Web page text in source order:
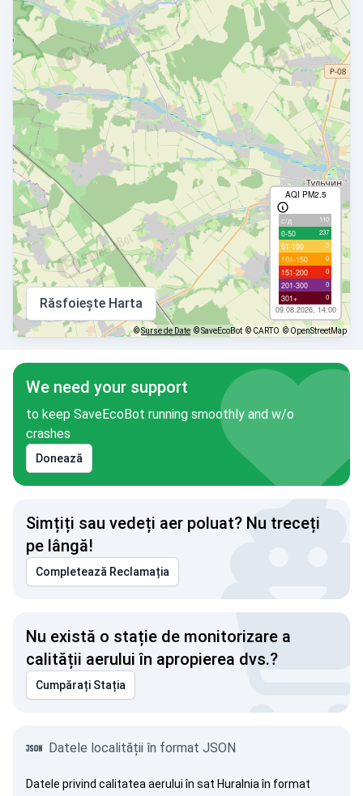
AQI PM2.5
с/д 110
0-50 237
51-100 3
101-150 0
151-200 0
201-300 0
301+ 0
09.08.2026, 14:00
Răsfoiește Harta
©Surse de Date © SaveEcoBot © CARTO © OpenStreetMap
We need your support
to keep SaveEcoBot running smoothly and w/o
crashes
Donează
Simțiți sau vedeți aer poluat? Nu treceți
pe lângă!
Completează Reclamația
Nu există o stație de monitorizare a
calității aerului în apropierea dvs.?
Cumpărați Stația
Datele localității în format JSON
Datele privind calitatea aerului în sat Huralnia în format